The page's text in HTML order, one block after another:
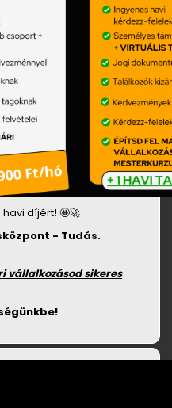
díjért! 🤩🚀
- Tudás.
vállalkozásod sikeres